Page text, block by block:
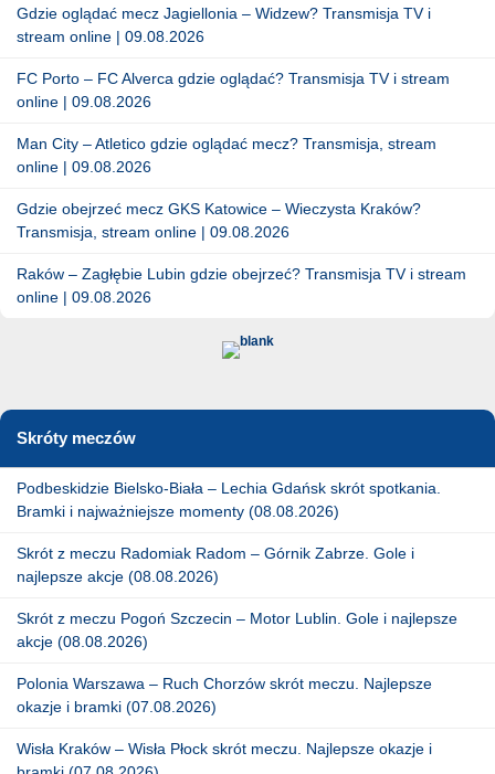
Gdzie oglądać mecz Jagiellonia – Widzew? Transmisja TV i
stream online | 09.08.2026
FC Porto – FC Alverca gdzie oglądać? Transmisja TV i stream
online | 09.08.2026
Man City – Atletico gdzie oglądać mecz? Transmisja, stream
online | 09.08.2026
Gdzie obejrzeć mecz GKS Katowice – Wieczysta Kraków?
Transmisja, stream online | 09.08.2026
Raków – Zagłębie Lubin gdzie obejrzeć? Transmisja TV i stream
online | 09.08.2026
Skróty meczów
Podbeskidzie Bielsko-Biała – Lechia Gdańsk skrót spotkania.
Bramki i najważniejsze momenty (08.08.2026)
Skrót z meczu Radomiak Radom – Górnik Zabrze. Gole i
najlepsze akcje (08.08.2026)
Skrót z meczu Pogoń Szczecin – Motor Lublin. Gole i najlepsze
akcje (08.08.2026)
Polonia Warszawa – Ruch Chorzów skrót meczu. Najlepsze
okazje i bramki (07.08.2026)
Wisła Kraków – Wisła Płock skrót meczu. Najlepsze okazje i